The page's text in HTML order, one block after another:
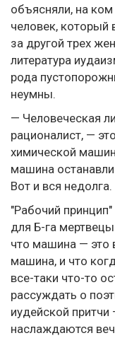
объясняли, на
человек, который
за другой трех
литература
рода
неумны.
— Человеческая
рационалист, —
химической
машина
Вот и вся недолга.
"Рабочий
для Б-га
что машина — это
машина, и что
все-таки что-то
рассуждать о
иудейской
наслаждаются